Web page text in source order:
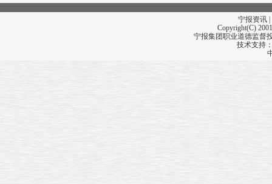
无证车运危化
拉私活隐患大
宁报资讯
Copyright(C)
宁报集团职业道德监督
技术支持